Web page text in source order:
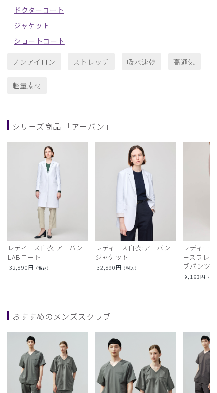
ドクターコート
ジャケット
ショートコート
ノンアイロン ストレッチ 吸水速乾 高通気
軽量素材
シリーズ商品 「アーバン」
レディース白衣:アーバン
LABコート
32,890円 （税込）
レディース白衣:アーバン
ジャケット
32,890円 （税込）
レディー
ースフレ
ブパンツ)
9,163円 （税
おすすめのメンズスクラブ